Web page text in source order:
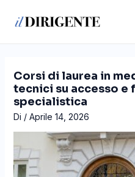
Corsi di laurea in
tecnici su accesso e
specialistica
Di / Aprile 14, 2026
articoli